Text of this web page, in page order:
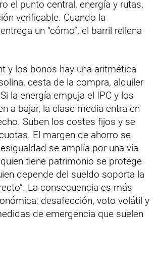
el punto central, energía y rutas,
verificable. Cuando la
un “cómo”, el barril rellena
y los bonos hay una aritmética
cesta de la compra, alquiler
la energía empuja el IPC y los
a bajar, la clase media entra en
Suben los costes fijos y se
El margen de ahorro se
se amplía por una vía
tiene patrimonio se protege
depende del sueldo soporta la
La consecuencia es más
desafección, voto volátil y
de emergencia que suelen